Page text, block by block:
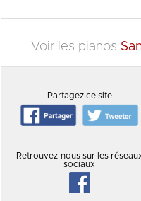
Voir les pianos
Partagez ce site
Retrouvez-nous sur les
sociaux